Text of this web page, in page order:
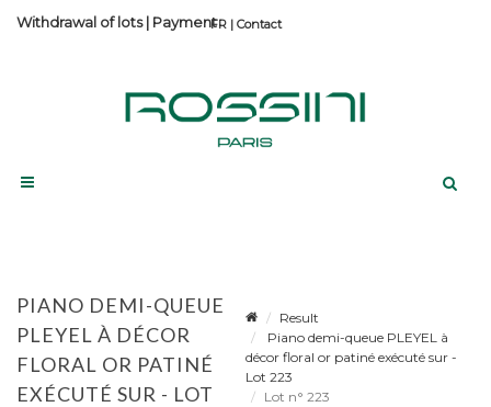
Contact
Withdrawal of lots| Payment
PIANO DEMI-QUEUE
PLEYEL À DÉCOR
FLORAL OR PATINÉ
EXÉCUTÉ SUR - LOT
Result
Piano demi-queue PLEYEL à
décor floral or patiné exécuté sur -
Lot 223
Lot n° 223